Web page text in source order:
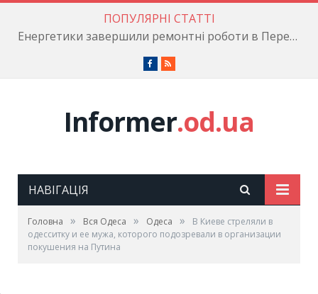
ПОПУЛЯРНІ СТАТТІ
Енергетики завершили ремонтні роботи в Пересипському районі
Facebook
RSS
Informer.od.ua
НАВІГАЦІЯ
Головна » Вся Одеса » Одеса »
В Киеве стреляли в
одесситку и ее мужа, которого подозревали в организации
покушения на Путина